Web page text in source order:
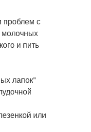
проблем с
молочных
и пить
лапок"
или